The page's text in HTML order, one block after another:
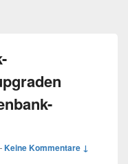
Keine Kommentare ↓